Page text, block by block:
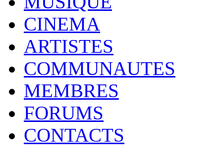
CINEMA
ARTISTES
COMMUNAUTES
MEMBRES
FORUMS
CONTACTS